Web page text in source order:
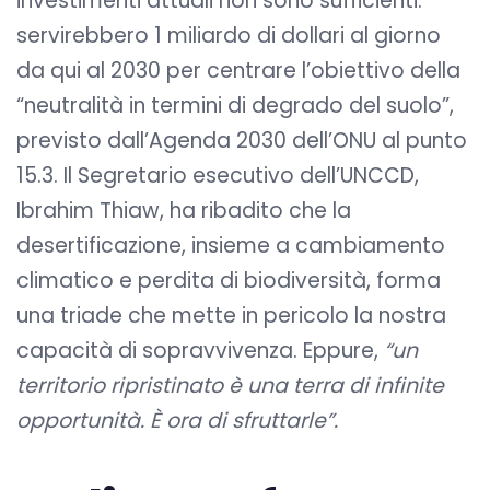
servirebbero 1 miliardo di dollari al giorno
da qui al 2030 per centrare l’obiettivo della
“neutralità in termini di degrado del suolo”,
previsto dall’Agenda 2030 dell’ONU al punto
15.3. Il Segretario esecutivo dell’UNCCD,
Ibrahim Thiaw, ha ribadito che la
desertificazione, insieme a cambiamento
climatico e perdita di biodiversità, forma
una triade che mette in pericolo la nostra
capacità di sopravvivenza. Eppure, “un
territorio ripristinato è una terra di infinite
opportunità. È ora di sfruttarle”.